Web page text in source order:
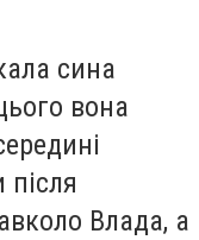
сина
вона
Влада, а